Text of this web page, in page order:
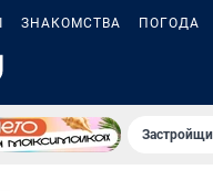
ЗНАКОМСТВА ПОГОДА